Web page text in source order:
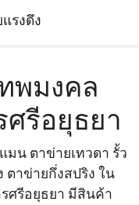
รงดึง
พมงคล
รีอยุธยา
น ตาข่ายเทวดา รั้ว
ตาข่ายกึ่งสปริง ใน
ศรีอยุธยา มีสินค้า